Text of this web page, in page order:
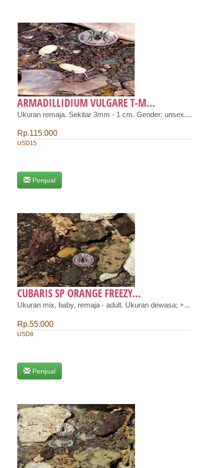
ARMADILLIDIUM VULGARE T-M...
Ukuran remaja. Sekitar 3mm - 1 cm. Gender: unsex....
Rp.115.000
USD15
Penjual
CUBARIS SP ORANGE FREEZY...
Ukuran mix, baby, remaja - adult. Ukuran dewasa; +...
Rp.55.000
USD8
Penjual